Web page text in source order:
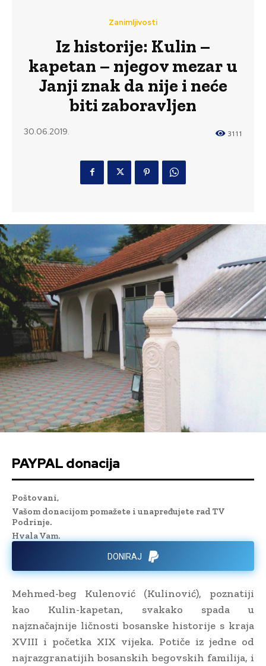
Zanimljivosti
Iz historije: Kulin –
kapetan – njegov mezar u
Janji znak da nije i neće
biti zaboravljen
30.06.2019. 3111
PAYPAL donacija
Poštovani,
Vašom donacijom pomažete i unapređujete rad TV
Podrinje.
Hvala Vam.
DONIRAJ
Mehmed-beg Kulenović (Kulinović), poznatiji
kao Kulin-kapetan, svakako spada u
najznačajnije ličnosti bosanske historije s kraja
XVIII i početka XIX vijeka. Potiče iz jedne od
najrazgranatijih bosanskih begovskih familija, i